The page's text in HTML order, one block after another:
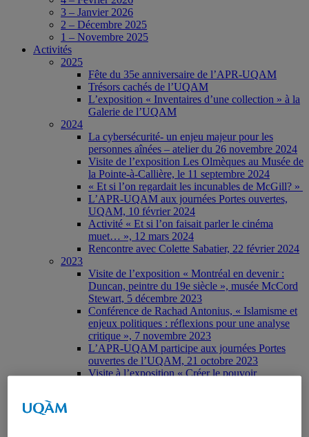
3 – Janvier 2026
2 – Décembre 2025
1 – Novembre 2025
Activités
2025
Fête du 35e anniversaire de l’APR-UQAM
Trésors cachés de l’UQAM
L’exposition « Inventaires d’une collection » à la
Galerie de l’UQAM
2024
La cybersécurité- un enjeu majeur pour les
personnes aînées – atelier du 26 novembre 2024
Visite de l’exposition Les Olmèques au Musée de
la Pointe-à-Callière, le 11 septembre 2024
« Et si l’on regardait les incunables de McGill? »
L’APR-UQAM aux journées Portes ouvertes,
UQAM, 10 février 2024
Activité « Et si l’on faisait parler le cinéma
muet… », 12 mars 2024
Rencontre avec Colette Sabatier, 22 février 2024
2023
Visite de l’exposition « Montréal en devenir :
Duncan, peintre du 19e siècle », musée McCord
Stewart, 5 décembre 2023
Conférence de Rachad Antonius, « Islamisme et
enjeux politiques : réflexions pour une analyse
critique », 7 novembre 2023
L’APR-UQAM participe aux journées Portes
ouvertes de l’UQAM, 21 octobre 2023
Visite à l’exposition « Créer le pouvoir